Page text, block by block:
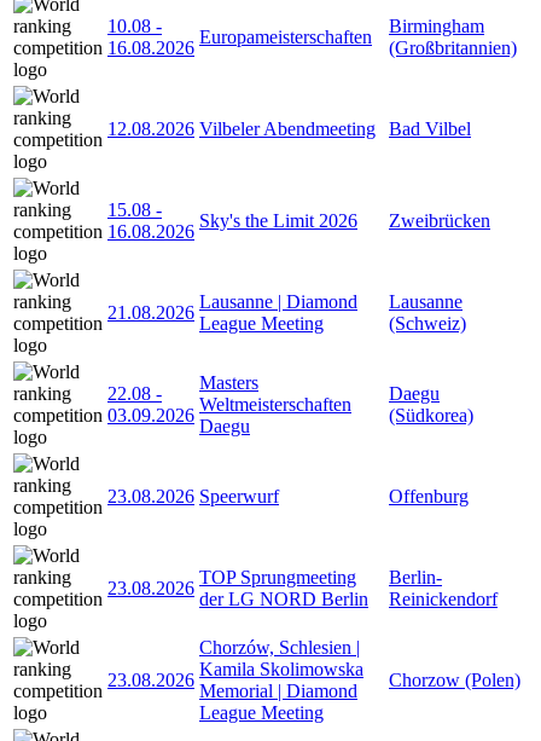
10.08 -
16.08.2026
Europameisterschaften
Birmingham
(Großbritannien)
12.08.2026 Vilbeler Abendmeeting Bad Vilbel
15.08 -
16.08.2026
Sky's the Limit 2026 Zweibrücken
21.08.2026
Lausanne | Diamond
League Meeting
Lausanne
(Schweiz)
22.08 -
03.09.2026
Masters
Weltmeisterschaften
Daegu
Daegu
(Südkorea)
23.08.2026 Speerwurf Offenburg
23.08.2026
TOP Sprungmeeting
der LG NORD Berlin
Berlin-
Reinickendorf
23.08.2026
Chorzów, Schlesien |
Kamila Skolimowska
Memorial | Diamond
League Meeting
Chorzow (Polen)